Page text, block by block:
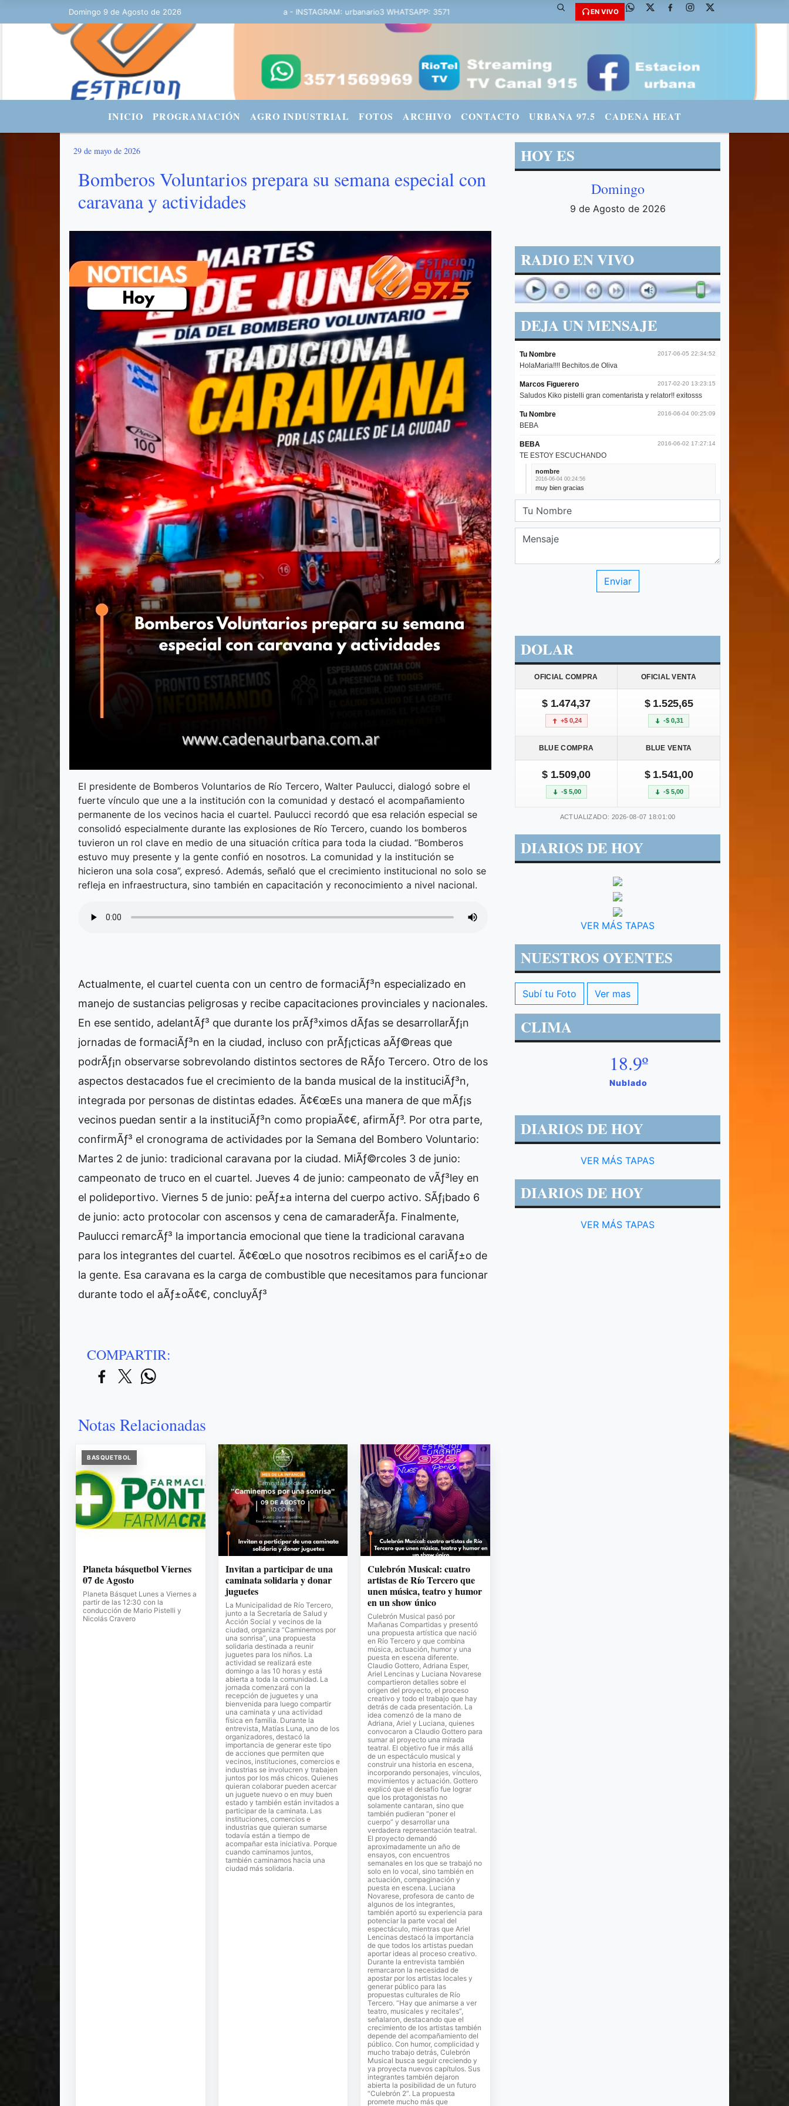
Domingo 9 de Agosto de 2026
Estacionurbana Radiourbana - TWITTER: @fmradiourbana - INSTAGRAM: urbanario3 WHATSAPP: 3571569969 EN VIVO
INICIO PROGRAMACIÓN AGRO INDUSTRIAL FOTOS ARCHIVO CONTACTO URBANA 97.5 CADENA HEAT
29 de mayo de 2026
Bomberos Voluntarios prepara su semana especial con
caravana y actividades
El presidente de Bomberos Voluntarios de Río Tercero, Walter Paulucci, dialogó sobre el
fuerte vínculo que une a la institución con la comunidad y destacó el acompañamiento
permanente de los vecinos hacia el cuartel. Paulucci recordó que esa relación especial se
consolidó especialmente durante las explosiones de Río Tercero, cuando los bomberos
tuvieron un rol clave en medio de una situación crítica para toda la ciudad. “Bomberos
estuvo muy presente y la gente confió en nosotros. La comunidad y la institución se
hicieron una sola cosa”, expresó. Además, señaló que el crecimiento institucional no solo se
refleja en infraestructura, sino también en capacitación y reconocimiento a nivel nacional.
Actualmente, el cuartel cuenta con un centro de formaciÃƒ³n especializado en
manejo de sustancias peligrosas y recibe capacitaciones provinciales y nacionales.
En ese sentido, adelantÃƒ³ que durante los prÃƒ³ximos dÃƒ­as se desarrollarÃƒ¡n
jornadas de formaciÃƒ³n en la ciudad, incluso con prÃƒ¡cticas aÃƒ©reas que
podrÃƒ¡n observarse sobrevolando distintos sectores de RÃƒ­o Tercero. Otro de los
aspectos destacados fue el crecimiento de la banda musical de la instituciÃƒ³n,
integrada por personas de distintas edades. Ã¢€œEs una manera de que mÃƒ¡s
vecinos puedan sentir a la instituciÃƒ³n como propiaÃ¢€, afirmÃƒ³. Por otra parte,
confirmÃƒ³ el cronograma de actividades por la Semana del Bombero Voluntario:
Martes 2 de junio: tradicional caravana por la ciudad. MiÃƒ©rcoles 3 de junio:
campeonato de truco en el cuartel. Jueves 4 de junio: campeonato de vÃƒ³ley en
el polideportivo. Viernes 5 de junio: peÃƒ±a interna del cuerpo activo. SÃƒ¡bado 6
de junio: acto protocolar con ascensos y cena de camaraderÃƒ­a. Finalmente,
Paulucci remarcÃƒ³ la importancia emocional que tiene la tradicional caravana
para los integrantes del cuartel. Ã¢€œLo que nosotros recibimos es el cariÃƒ±o de
la gente. Esa caravana es la carga de combustible que necesitamos para funcionar
durante todo el aÃƒ±oÃ¢€, concluyÃƒ³
COMPARTIR:
Notas Relacionadas
BASQUETBOL
Planeta básquetbol Viernes
07 de Agosto
Planeta Básquet Lunes a Viernes a
partir de las 12:30 con la
conducción de Mario Pistelli y
Nicolás Cravero
Invitan a participar de una
caminata solidaria y donar
juguetes
La Municipalidad de Río Tercero,
junto a la Secretaría de Salud y
Acción Social y vecinos de la
ciudad, organiza “Caminemos por
una sonrisa”, una propuesta
solidaria destinada a reunir
juguetes para los niños. La
actividad se realizará este
domingo a las 10 horas y está
abierta a toda la comunidad. La
jornada comenzará con la
recepción de juguetes y una
bienvenida para luego compartir
una caminata y una actividad
física en familia. Durante la
entrevista, Matías Luna, uno de los
organizadores, destacó la
importancia de generar este tipo
de acciones que permiten que
vecinos, instituciones, comercios e
industrias se involucren y trabajen
juntos por los más chicos. Quienes
quieran colaborar pueden acercar
un juguete nuevo o en muy buen
estado y también están invitados a
participar de la caminata. Las
instituciones, comercios e
industrias que quieran sumarse
todavía están a tiempo de
acompañar esta iniciativa. Porque
cuando caminamos juntos,
también caminamos hacia una
ciudad más solidaria.
Culebrón Musical: cuatro
artistas de Río Tercero que
unen música, teatro y humor
en un show único
Culebrón Musical pasó por
Mañanas Compartidas y presentó
una propuesta artística que nació
en Río Tercero y que combina
música, actuación, humor y una
puesta en escena diferente.
Claudio Gottero, Adriana Esper,
Ariel Lencinas y Luciana Novarese
compartieron detalles sobre el
origen del proyecto, el proceso
creativo y todo el trabajo que hay
detrás de cada presentación. La
idea comenzó de la mano de
Adriana, Ariel y Luciana, quienes
convocaron a Claudio Gottero para
sumar al proyecto una mirada
teatral. El objetivo fue ir más allá
de un espectáculo musical y
construir una historia en escena,
incorporando personajes, vínculos,
movimientos y actuación. Gottero
explicó que el desafío fue lograr
que los protagonistas no
solamente cantaran, sino que
también pudieran “poner el
cuerpo” y desarrollar una
verdadera representación teatral.
El proyecto demandó
aproximadamente un año de
ensayos, con encuentros
semanales en los que se trabajó no
solo en lo vocal, sino también en
actuación, compaginación y
puesta en escena. Luciana
Novarese, profesora de canto de
algunos de los integrantes,
también aportó su experiencia para
potenciar la parte vocal del
espectáculo, mientras que Ariel
Lencinas destacó la importancia
de que todos los artistas puedan
aportar ideas al proceso creativo.
Durante la entrevista también
remarcaron la necesidad de
apostar por los artistas locales y
generar público para las
propuestas culturales de Río
Tercero. “Hay que animarse a ver
teatro, musicales y recitales”,
señalaron, destacando que el
crecimiento de los artistas también
depende del acompañamiento del
público. Con humor, complicidad y
mucho trabajo detrás, Culebrón
Musical busca seguir creciendo y
ya proyecta nuevos capítulos. Sus
integrantes también dejaron
abierta la posibilidad de un futuro
“Culebrón 2”. La propuesta
promete mucho más que
HOY ES
Domingo
9 de Agosto de 2026
RADIO EN VIVO
DEJA UN MENSAJE
DOLAR
OFICIAL COMPRA OFICIAL VENTA
$ 1.474,37
+$ 0,24
$ 1.525,65
-$ 0,31
BLUE COMPRA BLUE VENTA
$ 1.509,00
-$ 5,00
$ 1.541,00
-$ 5,00
ACTUALIZADO: 2026-08-07 18:01:00
DIARIOS DE HOY
VER MÁS TAPAS
NUESTROS OYENTES
Subí tu Foto Ver mas
CLIMA
18.9º
Nublado
DIARIOS DE HOY
VER MÁS TAPAS
DIARIOS DE HOY
VER MÁS TAPAS